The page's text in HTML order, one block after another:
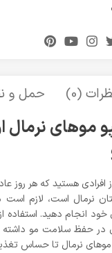
(0) حمل و
موهای نرمال
افرادی هستید که هر روز
نرمال است، لازم است
انجام دهید. استفاده
در حفظ سلامت مو داشته
موهای نرمال تا حساس